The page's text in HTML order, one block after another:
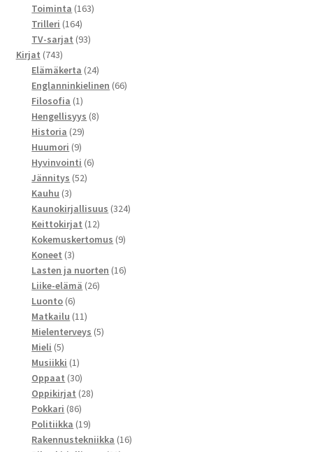
tuotetta
Toiminta 163163
Trilleri 164164
tuotetta
TV-sarjat 9393
Kirjat 743743
tuotetta
Elämäkerta 2424
tuotetta
Englanninkielinen 6666
Filosofia 11
tuote
Hengellisyys 88
Historia 2929
Huumori 99
tuotetta
Hyvinvointi 66
Jännitys 5252
Kauhu 33
tuotetta
Kaunokirjallisuus 324324
Keittokirjat 1212
tuotetta
Kokemuskertomus 99
Koneet 33
tuotetta
Lasten ja nuorten 1616
Liike-elämä 2626
Luonto 66
tuotetta
Matkailu 1111
tuotetta
Mielenterveys 55
Mieli 55
tuotetta
Musiikki 11
tuote
Oppaat 3030
tuotetta
Oppikirjat 2828
Pokkari 8686
tuotetta
Politiikka 1919
tuotetta
Rakennustekniikka 1616